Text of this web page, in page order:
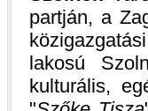
partján, a
lakosú
kulturális,